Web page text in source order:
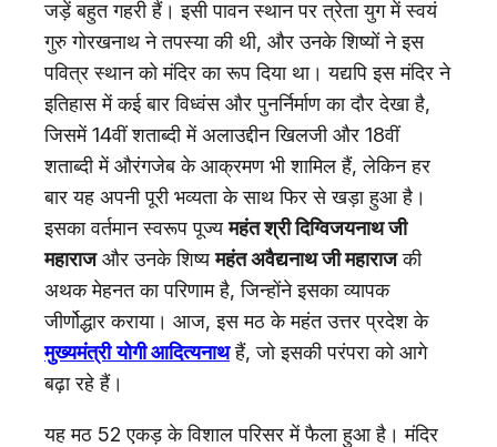
जड़ें बहुत गहरी हैं। इसी पावन स्थान पर त्रेता युग में स्वयं
गुरु गोरखनाथ ने तपस्या की थी, और उनके शिष्यों ने इस
पवित्र स्थान को मंदिर का रूप दिया था। यद्यपि इस मंदिर ने
इतिहास में कई बार विध्वंस और पुनर्निर्माण का दौर देखा है,
जिसमें 14वीं शताब्दी में अलाउद्दीन खिलजी और 18वीं
शताब्दी में औरंगजेब के आक्रमण भी शामिल हैं, लेकिन हर
बार यह अपनी पूरी भव्यता के साथ फिर से खड़ा हुआ है।
इसका वर्तमान स्वरूप पूज्यमहंत श्री दिग्विजयनाथ जी
महाराजऔर उनके शिष्यमहंत अवैद्यनाथ जी महाराजकी
अथक मेहनत का परिणाम है, जिन्होंने इसका व्यापक
जीर्णोद्धार कराया। आज, इस मठ के महंत उत्तर प्रदेश के
मुख्यमंत्री योगी आदित्यनाथहैं, जो इसकी परंपरा को आगे
बढ़ा रहे हैं।
यह मठ 52 एकड़ के विशाल परिसर में फैला हुआ है। मंदिर